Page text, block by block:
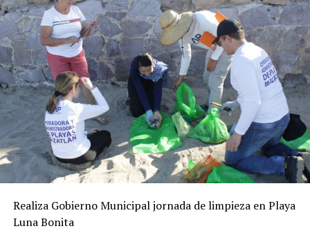
Realiza Gobierno Municipal jornada de limpieza en Playa
Luna Bonita